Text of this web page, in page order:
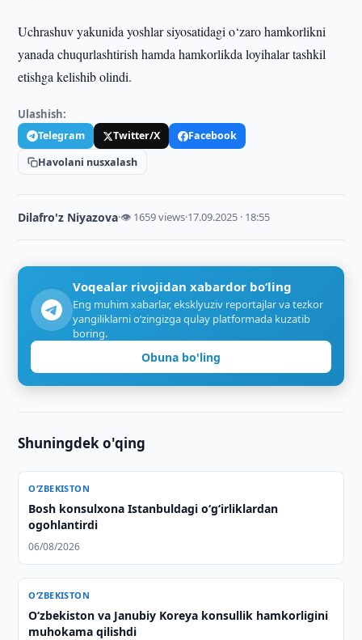
Uchrashuv yakunida yoshlar siyosatidagi o‘zaro hamkorlikni
yanada chuqurlashtirish hamda hamkorlikda loyihalar tashkil
etishga kelishib olindi.
Ulashish:
Telegram Twitter/X
Facebook
Havolani nusxalash
Dilafro'z Niyazova·👁 1659 views·17.09.2025 · 18:55
Voqealar rivojidan xabardor bo‘ling
Eng muhim xabarlar, eksklyuziv reportajlar va tezkor
yangiliklarni o‘zingizga qulay platformada kuzatib
boring.
Obuna bo'ling
Shuningdek o'qing
O‘ZBEKISTON
Bosh konsulxona Istanbuldagi o‘g‘irliklardan
ogohlantirdi
06/08/2026
O‘ZBEKISTON
Oʻzbekiston va Janubiy Koreya konsullik hamkorligini
muhokama qilishdi